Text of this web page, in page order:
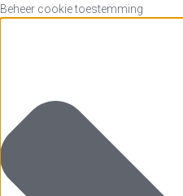
Beheer cookie toestemming